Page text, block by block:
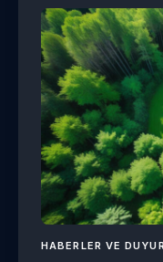
HABERLER VE